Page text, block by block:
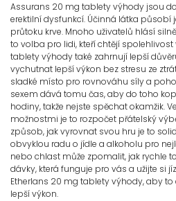
Assurans 20 mg tablety výhody jsou
erektilní dysfunkcí. Účinná látka působí
průtoku krve. Mnoho uživatelů hlásí
to volba pro lidi, kteří chtějí spolehlivost
tablety výhody také zahrnují lepší
vychutnat lepší výkon bez stresu ze
sladké místo pro rovnováhu síly a
sexem dává tomu čas, aby do toho
hodiny, takže nejste spěchat okamžik.
možnostmi je to rozpočet přátelský
způsob, jak vyrovnat svou hru je to
obvyklou radu o jídle a alkoholu pro
nebo chlast může zpomalit, jak rychle
dávky, která funguje pro vás a užijte si
Etherlans 20 mg tablety výhody, aby
lepší výkon.